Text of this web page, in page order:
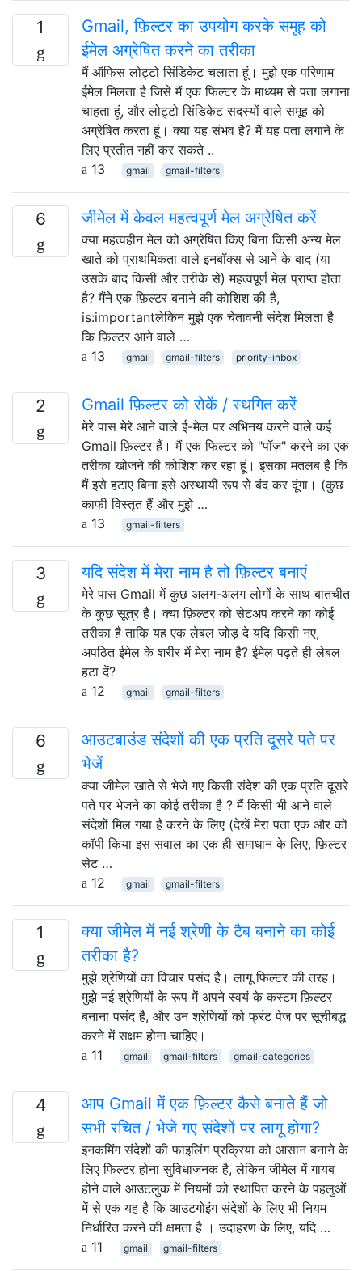
1
Gmail, फ़िल्टर का उपयोग करके समूह को
ईमेल अग्रेषित करने का तरीका
मैं ऑफिस लोट्टो सिंडिकेट चलाता हूं। मुझे एक परिणाम
ईमेल मिलता है जिसे मैं एक फिल्टर के माध्यम से पता लगाना
चाहता हूं, और लोट्टो सिंडिकेट सदस्यों वाले समूह को
अग्रेषित करता हूं। क्या यह संभव है? मैं यह पता लगाने के
लिए प्रतीत नहीं कर सकते ..
13
gmail gmail-filters
6 जीमेल में केवल महत्वपूर्ण मेल अग्रेषित करें
क्या महत्वहीन मेल को अग्रेषित किए बिना किसी अन्य मेल
खाते को प्राथमिकता वाले इनबॉक्स से आने के बाद (या
उसके बाद किसी और तरीके से) महत्वपूर्ण मेल प्राप्त होता
है? मैंने एक फ़िल्टर बनाने की कोशिश की है,
is:importantलेकिन मुझे एक चेतावनी संदेश मिलता है
कि फ़िल्टर आने वाले …
13
gmail gmail-filters priority-inbox
2 Gmail फ़िल्टर को रोकें / स्थगित करें
मेरे पास मेरे आने वाले ई-मेल पर अभिनय करने वाले कई
Gmail फ़िल्टर हैं। मैं एक फिल्टर को "पॉज़" करने का एक
तरीका खोजने की कोशिश कर रहा हूं। इसका मतलब है कि
मैं इसे हटाए बिना इसे अस्थायी रूप से बंद कर दूंगा। (कुछ
काफी विस्तृत हैं और मुझे …
13
gmail-filters
3 यदि संदेश में मेरा नाम है तो फ़िल्टर बनाएं
मेरे पास Gmail में कुछ अलग-अलग लोगों के साथ बातचीत
के कुछ सूत्र हैं। क्या फ़िल्टर को सेटअप करने का कोई
तरीका है ताकि यह एक लेबल जोड़ दे यदि किसी नए,
अपठित ईमेल के शरीर में मेरा नाम है? ईमेल पढ़ते ही लेबल
हटा दें?
12
gmail gmail-filters
6
आउटबाउंड संदेशों की एक प्रति दूसरे पते पर
भेजें
क्या जीमेल खाते से भेजे गए किसी संदेश की एक प्रति दूसरे
पते पर भेजने का कोई तरीका है ? मैं किसी भी आने वाले
संदेशों मिल गया है करने के लिए (देखें मेरा पता एक और को
कॉपी किया इस सवाल का एक ही समाधान के लिए, फ़िल्टर
सेट …
12
gmail gmail-filters
1
क्या जीमेल में नई श्रेणी के टैब बनाने का कोई
तरीका है?
मुझे श्रेणियों का विचार पसंद है। लागू फिल्टर की तरह।
मुझे नई श्रेणियों के रूप में अपने स्वयं के कस्टम फ़िल्टर
बनाना पसंद है, और उन श्रेणियों को फ्रंट पेज पर सूचीबद्ध
करने में सक्षम होना चाहिए।
11
gmail gmail-filters gmail-categories
4
आप Gmail में एक फ़िल्टर कैसे बनाते हैं जो
सभी रचित / भेजे गए संदेशों पर लागू होगा?
इनकमिंग संदेशों की फाइलिंग प्रक्रिया को आसान बनाने के
लिए फिल्टर होना सुविधाजनक है, लेकिन जीमेल में गायब
होने वाले आउटलुक में नियमों को स्थापित करने के पहलुओं
में से एक यह है कि आउटगोइंग संदेशों के लिए भी नियम
निर्धारित करने की क्षमता है । उदाहरण के लिए, यदि …
11
gmail gmail-filters